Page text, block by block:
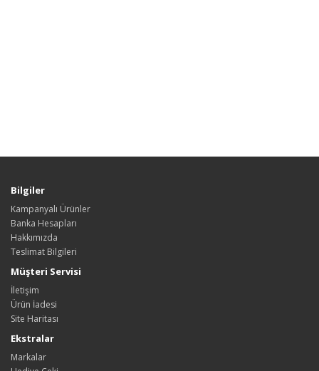
Bilgiler
Kampanyalı Ürünler
Banka Hesapları
Hakkımızda
Teslimat Bilgileri
Müşteri Servisi
İletişim
Ürün İadesi
Site Haritası
Ekstralar
Markalar